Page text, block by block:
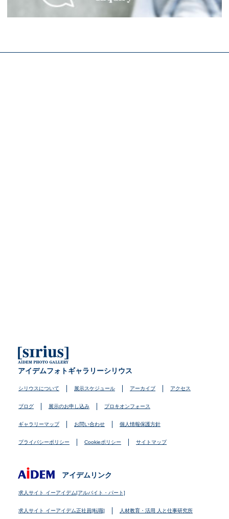
アイデムフォトギャラリーシリウス
シリウスについて 展示スケジュール アーカイブ アクセス
ブログ 展示のお申し込み プロキオンフォース
ギャラリーマップ お問い合わせ 個人情報保護方針
プライバシーポリシー Cookieポリシー サイトマップ
アイデムリンク
求人サイト イーアイデム[アルバイト・パート]
求人サイト イーアイデム正社員[転職] 人材教育・活用 人と仕事研究所